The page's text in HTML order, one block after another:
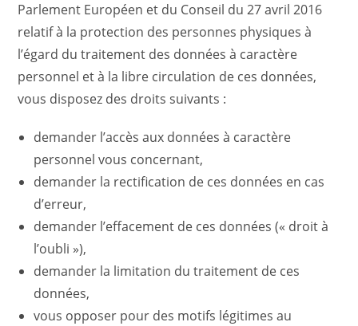
Parlement Européen et du Conseil du 27 avril 2016
relatif à la protection des personnes physiques à
l’égard du traitement des données à caractère
personnel et à la libre circulation de ces données,
vous disposez des droits suivants :
demander l’accès aux données à caractère
personnel vous concernant,
demander la rectification de ces données en cas
d’erreur,
demander l’effacement de ces données (« droit à
l’oubli »),
demander la limitation du traitement de ces
données,
vous opposer pour des motifs légitimes au